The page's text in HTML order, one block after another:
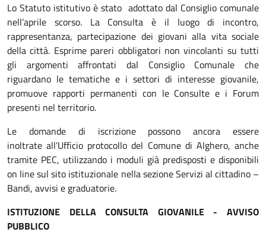
Lo Statuto istitutivo è stato adottato dal Consiglio comunale
nell’aprile scorso. La Consulta è il luogo di incontro,
rappresentanza, partecipazione dei giovani alla vita sociale
della città. Esprime pareri obbligatori non vincolanti su tutti
gli argomenti affrontati dal Consiglio Comunale che
riguardano le tematiche e i settori di interesse giovanile,
promuove rapporti permanenti con le Consulte e i Forum
presenti nel territorio.
Le domande di iscrizione possono ancora essere
inoltrate all’Ufficio protocollo del Comune di Alghero, anche
tramite PEC, utilizzando i moduli già predisposti e disponibili
on line sul sito istituzionale nella sezione Servizi al cittadino –
Bandi, avvisi e graduatorie.
ISTITUZIONE DELLA CONSULTA GIOVANILE - AVVISO
PUBBLICO